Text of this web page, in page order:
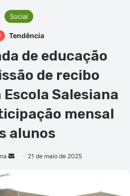
Social
Tendência
de educação
de recibo
Salesiana
mensal
alunos
Mande
mail
21 de maio de 2025